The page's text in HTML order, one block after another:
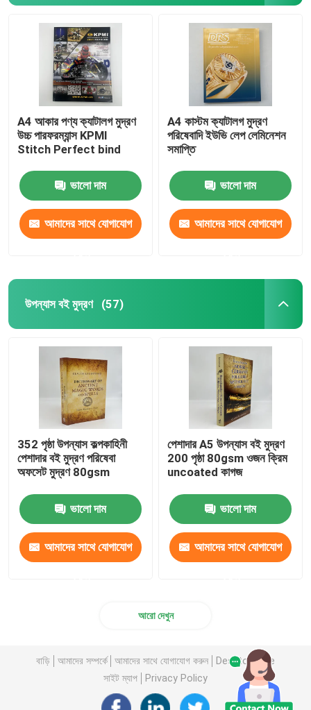
A4 আকার পণ্য ক্যাটালগ মুদ্রণ
উচ্চ পারফরম্যান্স KPMI
Stitch Perfect bind
ভালো দাম
আমাদের সাথে যোগাযোগ
A4 কাস্টম ক্যাটালগ মুদ্রণ
পরিষেবাদি ইউভি লেপ লেমিনেশন
সমাপ্তি
ভালো দাম
আমাদের সাথে যোগাযোগ
উপন্যাস বই মুদ্রণ (57)
352 পৃষ্ঠা উপন্যাস কল্পকাহিনী
পেশাদার বই মুদ্রণ পরিষেবা
অফসেট মুদ্রণ 80gsm
ভালো দাম
আমাদের সাথে যোগাযোগ
পেশাদার A5 উপন্যাস বই মুদ্রণ
200 পৃষ্ঠা 80gsm ওজন ক্রিম
uncoated কাগজ
ভালো দাম
আমাদের সাথে যোগাযোগ
আরো দেখুন
বাড়ি আমাদের সম্পর্কে আমাদের সাথে যোগাযোগ করুন
Desktop Site
সাইট ম্যাপ
Privacy Policy